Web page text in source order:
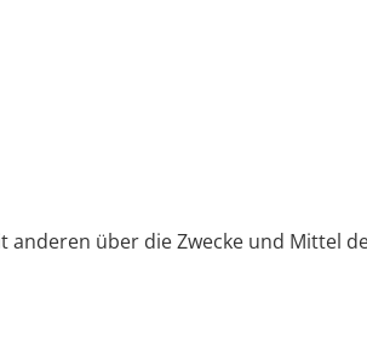
über die Zwecke und Mittel